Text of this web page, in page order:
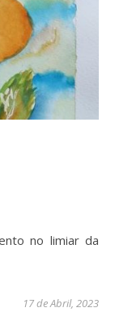
17 de Abril, 2023